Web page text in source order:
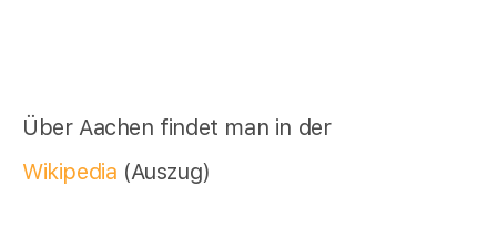
Über Aachen findet man in der
Wikipedia (Auszug)